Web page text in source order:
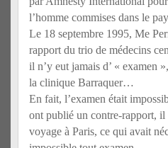
l’homme commises dans le
Le 18 septembre 1995, Me
rapport du trio de médecins
il n’y eut jamais d’ « examen
la clinique Barraquer…
En fait, l’examen était
ont publié un contre-rapport, il
voyage à Paris, ce qui avait